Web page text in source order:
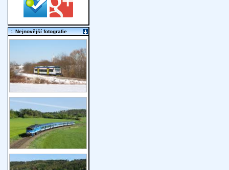
:. Nejnovější fotografie